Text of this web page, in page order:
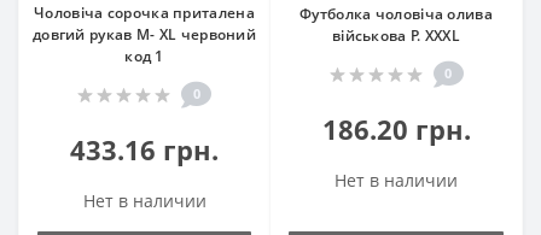
Чоловіча сорочка приталена
довгий рукав M- XL червоний
код 1
0
433.16 грн.
Нет в наличии
Футболка чоловіча олива
військова Р. XXXL
0
186.20 грн.
Нет в наличии